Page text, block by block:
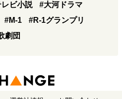
ビ小説
#大河ドラマ
#M-1
#R-1グランプリ
劇団